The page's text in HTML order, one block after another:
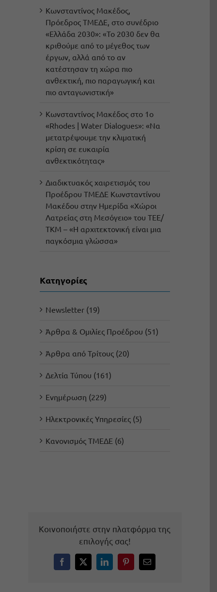
Κωνσταντίνος Μακέδος,
Πρόεδρος ΤΜΕΔΕ, στο συνέδριο
«Ελλάδα 2030»: «Το 2030 δεν θα
κριθούμε από το μέγεθος των
έργων, αλλά από το αν
κατέστησαν τη χώρα πιο
ανθεκτική, πιο παραγωγική και
πιο ανταγωνιστική»
Κωνσταντίνος Μακέδος στο 1ο
«Rhodes | Water Dialogues»: «Να
μετατρέψουμε την κλιματική
κρίση σε ευκαιρία
ανθεκτικότητας»
Διαδικτυακός χαιρετισμός του
Προέδρου ΤΜΕΔΕ Κωνσταντίνου
Μακέδου στην Ημερίδα «Χώροι
Λατρείας στη Μεσόγειο» του ΤΕΕ/
ΤΚΜ – «Η αρχιτεκτονική είναι μια
παγκόσμια γλώσσα»
Kατηγορίες
Newsletter (19)
Άρθρα & Ομιλίες Προέδρου (51)
Άρθρα από Τρίτους (20)
Δελτία Τύπου (161)
Ενημέρωση (229)
Ηλεκτρονικές Υπηρεσίες (5)
Κανονισμός ΤΜΕΔΕ (6)
Κοινοποιήστε στην πλατφόρμα της
επιλογής σας!
Facebook
X LinkedInPinterestEmail